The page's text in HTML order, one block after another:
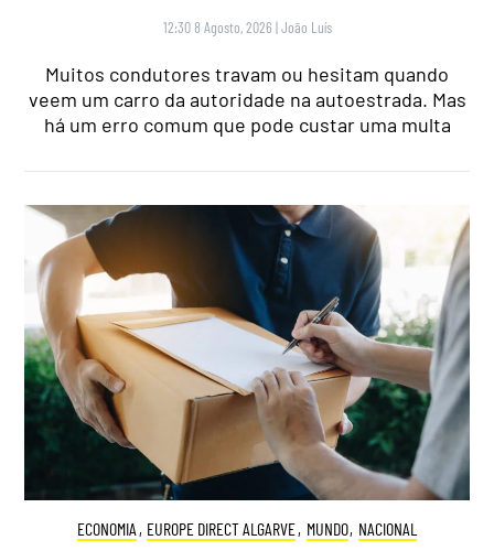
12:30 8 Agosto, 2026 |João Luís
Muitos condutores travam ou hesitam quando
veem um carro da autoridade na autoestrada. Mas
há um erro comum que pode custar uma multa
ECONOMIA , EUROPE DIRECT ALGARVE, MUNDO, NACIONAL